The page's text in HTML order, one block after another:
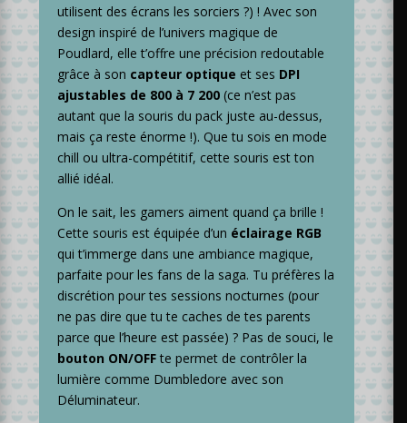
utilisent des écrans les sorciers ?) ! Avec son
design inspiré de l’univers magique de
Poudlard, elle t’offre une précision redoutable
grâce à son capteur optique et ses DPI
ajustables de 800 à 7 200 (ce n’est pas
autant que la souris du pack juste au-dessus,
mais ça reste énorme !). Que tu sois en mode
chill ou ultra-compétitif, cette souris est ton
allié idéal.
On le sait, les gamers aiment quand ça brille !
Cette souris est équipée d’un éclairage RGB
qui t’immerge dans une ambiance magique,
parfaite pour les fans de la saga. Tu préfères la
discrétion pour tes sessions nocturnes (pour
ne pas dire que tu te caches de tes parents
parce que l’heure est passée) ? Pas de souci, le
bouton ON/OFFte permet de contrôler la
lumière comme Dumbledore avec son
Déluminateur.